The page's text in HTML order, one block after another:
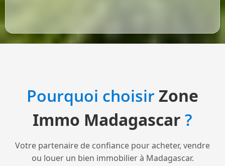
Pourquoi choisirZone
Immo Madagascar ?
Votre partenaire de confiance pour acheter, vendre
ou louer un bien immobilier à Madagascar.